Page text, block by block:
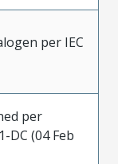
per IEC
per
DC (04 Feb